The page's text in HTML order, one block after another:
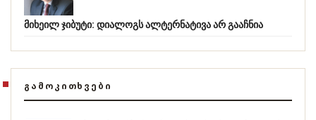
მიხეილ ჯიბუტი: დიალოგს ალტერნატივა არ გააჩნია
ᲒᲐᲛᲝᲙᲘᲗᲮᲕᲔᲑᲘ